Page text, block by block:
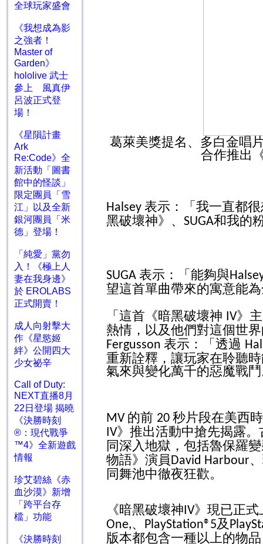
全球玩家盛會
《我想成為影
之強者！
Master of
Garden》
hololive 武士
參上 風真伊
呂波正式登
場！
《星隕計畫
Ark
Re:Code》全
新活動「圖書
館中的怪談」
限定團員「雪
江」以及全新
銀河團員「米
德」登場！
「純愛」黨勿
入！《極上人
妻在我身邊》
於 EROLABS
正式開賣！
成人向射擊大
作《星慾姬
絆》公開四大
少女祕辛
Call of Duty:
NEXT直播8月
22日登場 揭曉
《決勝時刻
®：現代戰爭
™4》全新遊戲
情報
珍艾碧絲《赤
血沙漠》新增
「跨平台存
檔」功能
《決勝時刻
葛萊美獎提名、多白金唱
合作推出
Halsey 表示：「我一直都
黑破壞神》、 SUGA和我的
SUGA 表示：「能夠與
望這首單曲帶來的寓意能
「這首《暗黑破壞神 IV》
熱情，以及他們對這個世
Fergusson 表示：「透過
重新詮釋，讓玩家在聆聽
氣來與變化萬千的惡魔戰
MV 的前 20 秒片段在美西
IV》推出活動中搶先揭露
同深入地獄，包括魯保羅
物語》演員David Harbour
同舞池中徹夜狂歡。
《暗黑破壞神IV》現已正式
One,、 PlayStation®5及
版本都包含一種以上的物